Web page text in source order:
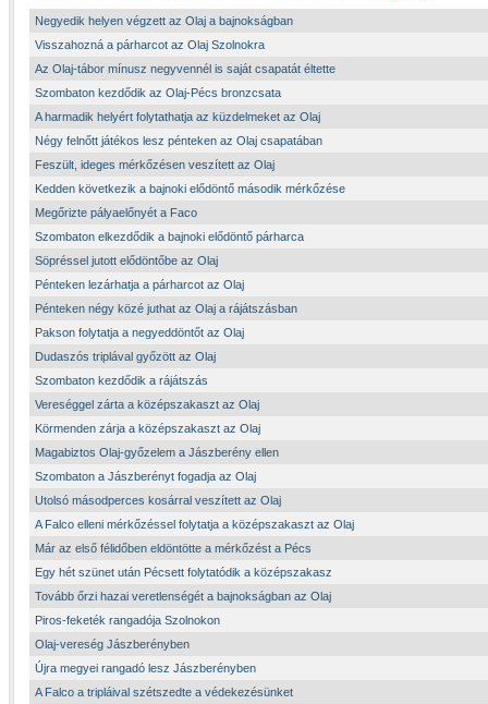
Negyedik helyen végzett az Olaj a bajnokságban
Visszahozná a párharcot az Olaj Szolnokra
Az Olaj-tábor mínusz negyvennél is saját csapatát éltette
Szombaton kezdődik az Olaj-Pécs bronzcsata
A harmadik helyért folytathatja az küzdelmeket az Olaj
Négy felnőtt játékos lesz pénteken az Olaj csapatában
Feszült, ideges mérkőzésen veszített az Olaj
Kedden következik a bajnoki elődöntő második mérkőzése
Megőrizte pályaelőnyét a Faco
Szombaton elkezdődik a bajnoki elődöntő párharca
Söpréssel jutott elődöntőbe az Olaj
Pénteken lezárhatja a párharcot az Olaj
Pénteken négy közé juthat az Olaj a rájátszásban
Pakson folytatja a negyeddöntőt az Olaj
Dudaszós triplával győzött az Olaj
Szombaton kezdődik a rájátszás
Vereséggel zárta a középszakaszt az Olaj
Körmenden zárja a középszakaszt az Olaj
Magabiztos Olaj-győzelem a Jászberény ellen
Szombaton a Jászberényt fogadja az Olaj
Utolsó másodperces kosárral veszített az Olaj
A Falco elleni mérkőzéssel folytatja a középszakaszt az Olaj
Már az első félidőben eldöntötte a mérkőzést a Pécs
Egy hét szünet után Pécsett folytatódik a középszakasz
Tovább őrzi hazai veretlenségét a bajnokságban az Olaj
Piros-feketék rangadója Szolnokon
Olaj-vereség Jászberényben
Újra megyei rangadó lesz Jászberényben
A Falco a tripláival szétszedte a védekezésünket